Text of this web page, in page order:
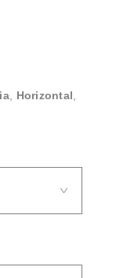
, Horizontal